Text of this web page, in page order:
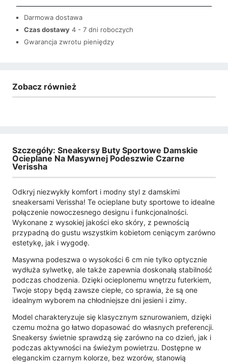
Darmowa dostawa
Czas dostawy 4 - 7 dni roboczych
Gwarancja zwrotu pieniędzy
Zobacz również
Szczegóły: Sneakersy Buty Sportowe Damskie
Ocieplane Na Masywnej Podeszwie Czarne
Verissha
Odkryj niezwykły komfort i modny styl z damskimi
sneakersami Verissha! Te ocieplane buty sportowe to idealne
połączenie nowoczesnego designu i funkcjonalności.
Wykonane z wysokiej jakości eko skóry, z pewnością
przypadną do gustu wszystkim kobietom ceniącym zarówno
estetykę, jak i wygodę.
Masywna podeszwa o wysokości 6 cm nie tylko optycznie
wydłuża sylwetkę, ale także zapewnia doskonałą stabilność
podczas chodzenia. Dzięki ocieplonemu wnętrzu futerkiem,
Twoje stopy będą zawsze ciepłe, co sprawia, że są one
idealnym wyborem na chłodniejsze dni jesieni i zimy.
Model charakteryzuje się klasycznym sznurowaniem, dzięki
czemu można go łatwo dopasować do własnych preferencji.
Sneakersy świetnie sprawdzą się zarówno na co dzień, jak i
podczas aktywności na świeżym powietrzu. Dostępne w
eleganckim czarnym kolorze, bez wzorów, stanowią